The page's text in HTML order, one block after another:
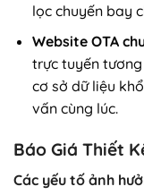
lọc chuyến bay
Website OTA
trực tuyến
cơ sở dữ liệu
vấn cùng lúc.
Báo Giá Thiết
Các yếu tố ảnh